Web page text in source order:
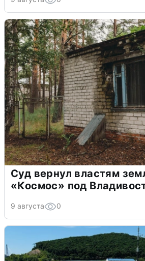
Суд вернул властям
«Космос» под
9 августа 0